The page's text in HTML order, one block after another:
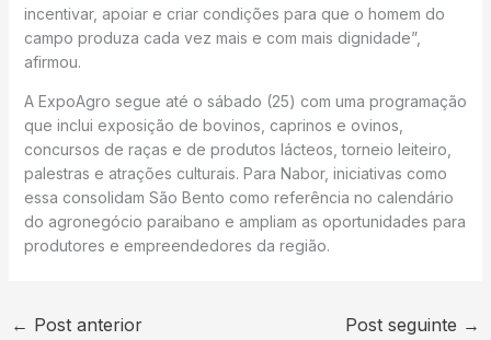
incentivar, apoiar e criar condições para que o homem do
campo produza cada vez mais e com mais dignidade”,
afirmou.
A ExpoAgro segue até o sábado (25) com uma programação
que inclui exposição de bovinos, caprinos e ovinos,
concursos de raças e de produtos lácteos, torneio leiteiro,
palestras e atrações culturais. Para Nabor, iniciativas como
essa consolidam São Bento como referência no calendário
do agronegócio paraibano e ampliam as oportunidades para
produtores e empreendedores da região.
← Post anterior Post seguinte →